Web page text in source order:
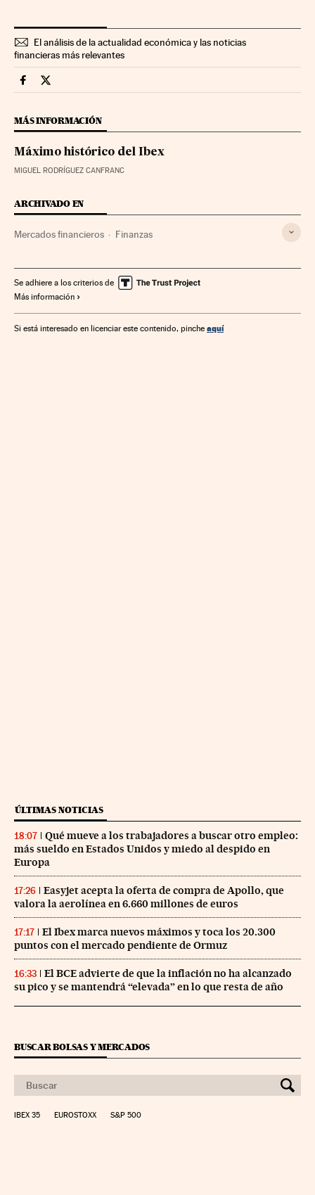
El análisis de la actualidad económica y las noticias
financieras más relevantes
Mercados Financieros Cinco Días en Facebook
Mercados Financieros Cinco Días en Twitter
MÁS INFORMACIÓN
Máximo histórico del Ibex
MIGUEL RODRÍGUEZ CANFRANC
ARCHIVADO EN
Mercados financieros Finanzas
Se adhiere a los criterios de
Más información
Si está interesado en licenciar este contenido, pinche aquí
ÚLTIMAS NOTICIAS
18:07
Qué mueve a los trabajadores a buscar otro empleo:
más sueldo en Estados Unidos y miedo al despido en
Europa
17:26
Easyjet acepta la oferta de compra de Apollo, que
valora la aerolínea en 6.660 millones de euros
17:17
El Ibex marca nuevos máximos y toca los 20.300
puntos con el mercado pendiente de Ormuz
16:33
El BCE advierte de que la inflación no ha alcanzado
su pico y se mantendrá “elevada” en lo que resta de año
BUSCAR BOLSAS Y MERCADOS
IBEX 35 EUROSTOXX S&P 500